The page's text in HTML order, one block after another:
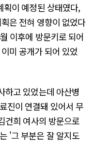
획이 예정된 상태였다,
은 전혀 영향이 없었다
이후에 방문키로 되어
미 공개가 되어 있었
하고 있었는데 아산병
진이 연결돼 있어서 무
건희 여사의 방문으로
'그 부분은 잘 알지도